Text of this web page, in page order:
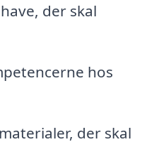
der skal
hos
der skal